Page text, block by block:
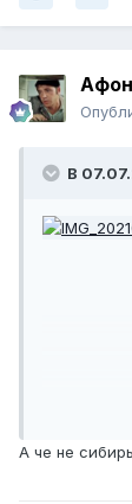
В
А че не